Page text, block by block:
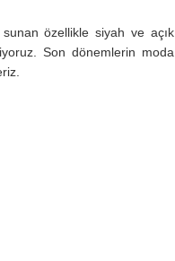
özellikle siyah ve açık
Son dönemlerin moda